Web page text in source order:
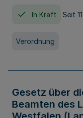
In Kraft Seit
Verordnung
Gesetz über
Beamten des